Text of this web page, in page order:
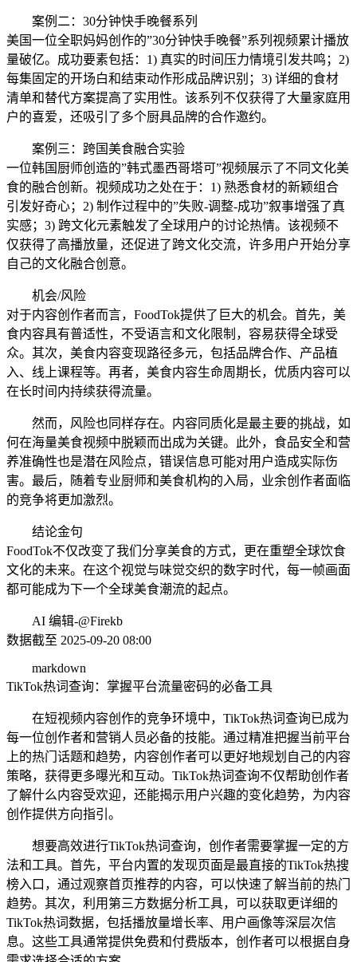
案例二：30分钟快手晚餐系列
美国一位全职妈妈创作的”30分钟快手晚餐”系列视频累计播放
量破亿。成功要素包括：1) 真实的时间压力情境引发共鸣；2)
每集固定的开场白和结束动作形成品牌识别；3) 详细的食材
清单和替代方案提高了实用性。该系列不仅获得了大量家庭用
户的喜爱，还吸引了多个厨具品牌的合作邀约。
案例三：跨国美食融合实验
一位韩国厨师创造的”韩式墨西哥塔可”视频展示了不同文化美
食的融合创新。视频成功之处在于：1) 熟悉食材的新颖组合
引发好奇心；2) 制作过程中的”失败-调整-成功”叙事增强了真
实感；3) 跨文化元素触发了全球用户的讨论热情。该视频不
仅获得了高播放量，还促进了跨文化交流，许多用户开始分享
自己的文化融合创意。
机会/风险
对于内容创作者而言，FoodTok提供了巨大的机会。首先，美
食内容具有普适性，不受语言和文化限制，容易获得全球受
众。其次，美食内容变现路径多元，包括品牌合作、产品植
入、线上课程等。再者，美食内容生命周期长，优质内容可以
在长时间内持续获得流量。
然而，风险也同样存在。内容同质化是最主要的挑战，如
何在海量美食视频中脱颖而出成为关键。此外，食品安全和营
养准确性也是潜在风险点，错误信息可能对用户造成实际伤
害。最后，随着专业厨师和美食机构的入局，业余创作者面临
的竞争将更加激烈。
结论金句
FoodTok不仅改变了我们分享美食的方式，更在重塑全球饮食
文化的未来。在这个视觉与味觉交织的数字时代，每一帧画面
都可能成为下一个全球美食潮流的起点。
AI 编辑-@Firekb
数据截至 2025-09-20 08:00
markdown
TikTok热词查询：掌握平台流量密码的必备工具
在短视频内容创作的竞争环境中，TikTok热词查询已成为
每一位创作者和营销人员必备的技能。通过精准把握当前平台
上的热门话题和趋势，内容创作者可以更好地规划自己的内容
策略，获得更多曝光和互动。TikTok热词查询不仅帮助创作者
了解什么内容受欢迎，还能揭示用户兴趣的变化趋势，为内容
创作提供方向指引。
想要高效进行TikTok热词查询，创作者需要掌握一定的方
法和工具。首先，平台内置的发现页面是最直接的TikTok热搜
榜入口，通过观察首页推荐的内容，可以快速了解当前的热门
趋势。其次，利用第三方数据分析工具，可以获取更详细的
TikTok热词数据，包括播放量增长率、用户画像等深层次信
息。这些工具通常提供免费和付费版本，创作者可以根据自身